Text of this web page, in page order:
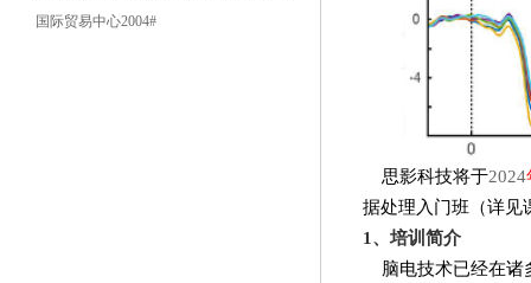
国际贸易中心2004#
思影科技将于2024
据处理入门班（详见
1 、培训简介
脑电技术已经在